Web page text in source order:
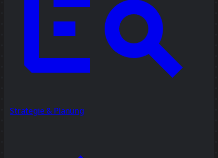
Strategie & Planung